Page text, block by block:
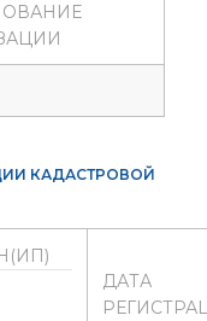
КАДАСТРОВОЙ
ДАТА